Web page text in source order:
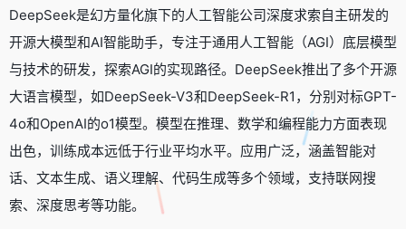
DeepSeek是幻方量化旗下的人工智能公司深度求索自主研发的
开源大模型和AI智能助手，专注于通用人工智能（AGI）底层模型
与技术的研发，探索AGI的实现路径。DeepSeek推出了多个开源
大语言模型，如DeepSeek-V3和DeepSeek-R1，分别对标GPT-
4o和OpenAI的o1模型。模型在推理、数学和编程能力方面表现
出色，训练成本远低于行业平均水平。应用广泛，涵盖智能对
话、文本生成、语义理解、代码生成等多个领域，支持联网搜
索、深度思考等功能。